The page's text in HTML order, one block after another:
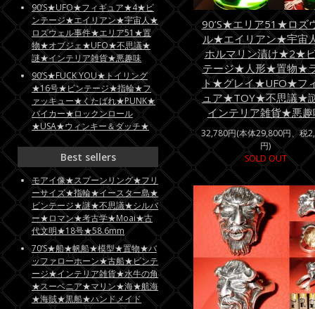
90’S★エリア51★ロズ
ル★エイリアン★宇宙
ホルマリン漬け★2★
テージ★人形★置物★
ト★グレイ★UFO★フ
ュア★TOY★不思議★
インテリア雑貨★悪趣
32,780円(本体29,800円、税
円)
SOLD OUT
90’S★UFO★フィギュア★4★ビ
ンテージ★エイリアン★宇宙人★
ロズウェル事件★エリア51★置
物★オブジェ★UFO★不思議★
謎★インテリア雑貨★悪趣味
90’S★FUCK YOU★トイリング
★16号★ビンテージ★指輪★フ
ァッキュー★くたばれ★PUNK★
バイカー★ロックンロール
★USA★ウィンキー＆ダッチ★
Best sellers
モアイ像★スプーンリング★フリ
ーサイズ★指輪★イースター島★
ビンテージ★謎★不思議★シルバ
ー★ロマン★考古学★Moai★古
代文明★18号★58.6mm
70’S★船★帆船★模型★置物★バ
ッファローホーン★古船★ビンテ
ージ★インテリア雑貨★水牛の角
★スーベニア★マリン★海★航海
★海賊★黒船★ハンドメイド